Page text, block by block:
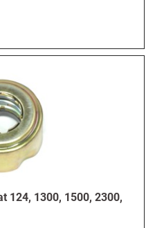
124, 1300, 1500, 2300,